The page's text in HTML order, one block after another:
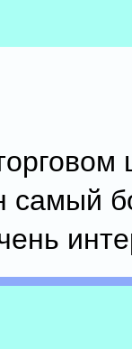
самый